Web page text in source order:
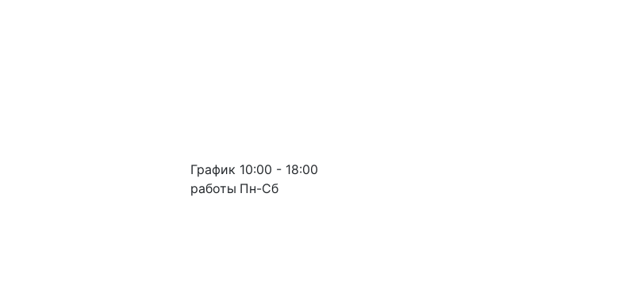
График
работы
10:00 - 18:00
Пн-Сб